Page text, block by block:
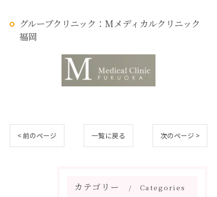
グループクリニック：Mメディカルクリニック
福岡
< 前のページ 一覧に戻る 次のページ >
カテゴリー Categories